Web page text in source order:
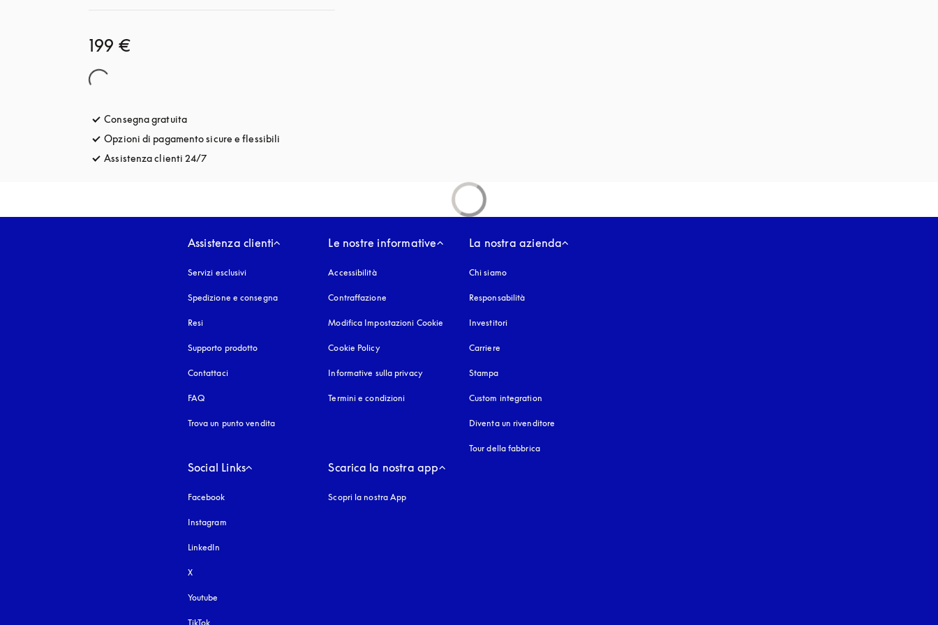
199 €
Consegna gratuitasi apre in una nuova finestra
Opzioni di pagamento sicure e flessibili
Assistenza clienti 24/7
Assistenza clienti
Servizi esclusivi
Spedizione e consegna
Resi
Supporto prodotto
Contattaci
FAQ
Trova un punto vendita
Le nostre informative
Accessibilitàsi apre in una nuova finestra
Contraffazione si apre in una nuova finestra
Modifica Impostazioni Cookie
Cookie Policysi apre in una nuova finestra
Informative sulla privacysi apre in una nuova finestra
Termini e condizioni
La nostra azienda
Chi siamo
Responsabilità
Investitori
Carriere
Stampa
Custom integration
Diventa un rivenditore
Tour della fabbrica
Social Links
Facebook
Instagram
LinkedIn
X
Youtube
TikTok
Scarica la nostra app
Scopri la nostra App